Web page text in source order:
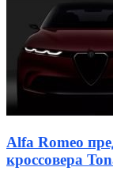
Alfa Romeo
кроссовера